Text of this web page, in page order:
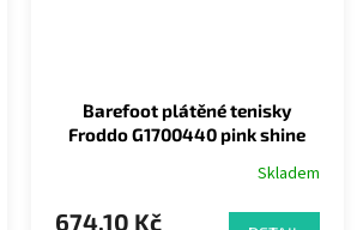
Barefoot plátěné tenisky
Froddo G1700440 pink shine
Skladem
674,10 Kč